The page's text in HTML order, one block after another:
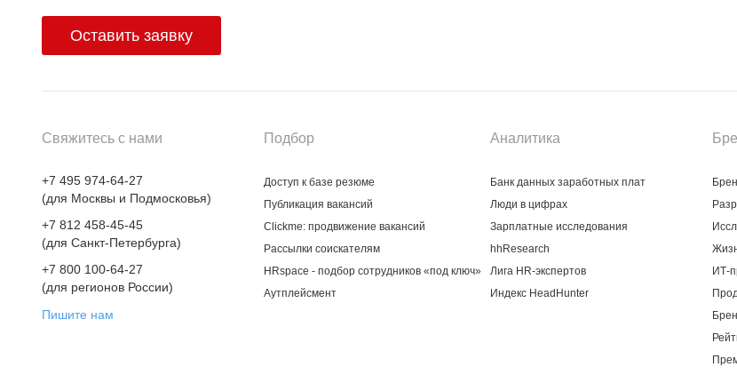
Оставить заявку
Свяжитесь с нами
+7 495 974-64-27
(для Москвы и Подмосковья)
+7 812 458-45-45
(для Санкт-Петербурга)
+7 800 100-64-27
(для регионов России)
Пишите нам
Подбор
Доступ к базе резюме
Публикация вакансий
Clickme: продвижение вакансий
Рассылки соискателям
HRspace - подбор сотрудников «под ключ»
Аутплейсмент
Аналитика
Банк данных заработных плат
Люди в цифрах
Зарплатные исследования
hhResearch
Лига HR-экспертов
Индекс HeadHunter
ИТ-